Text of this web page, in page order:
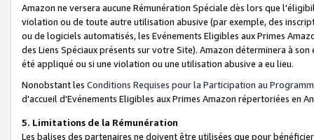
Amazon ne versera aucune Rémunération Spéciale dès lors que
violation ou de toute autre utilisation abusive (par exemple, des
ou de logiciels automatisés, les Evénements Eligibles aux Primes
des Liens Spéciaux présents sur votre Site). Amazon déterminera à
été appliqué ou si une violation ou une utilisation abusive a eu lieu.
Nonobstant les Conditions Requises pour la Participation au
d'accueil d'Evénements Eligibles aux Primes Amazon répertoriées en
5. Limitations de la Rémunération
Les balises des partenaires ne doivent être utilisées que pour